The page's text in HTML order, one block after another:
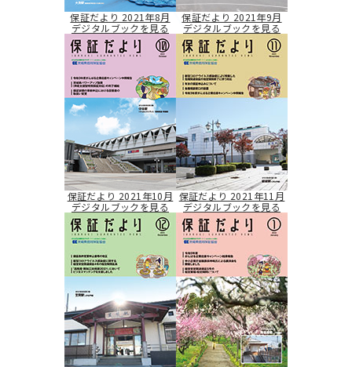
保証だより 2021年8月
デジタルブックを見る
保証だより 2021年9月
デジタルブックを見る
保証だより 2021年10月
デジタルブックを見る
保証だより 2021年11月
デジタルブックを見る